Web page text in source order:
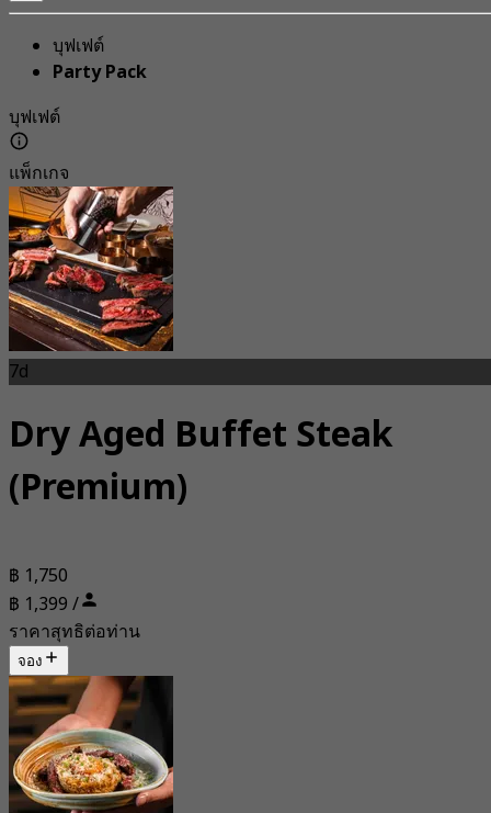
บุฟเฟต์
Party Pack
บุฟเฟต์
แพ็กเกจ
7d
Dry Aged Buffet Steak
(Premium)
฿ 1,750
฿ 1,399 /
ราคาสุทธิต่อท่าน
จอง